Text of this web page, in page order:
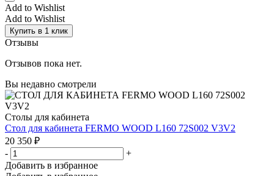
Add to Wishlist
Add to Wishlist
Купить в 1 клик
Отзывы
Отзывов пока нет.
Вы недавно смотрели
Столы для кабинета
Стол для кабинета FERMO WOOD L160 72S002 V3V2
20 350 ₽
-
+
Добавить в избранное